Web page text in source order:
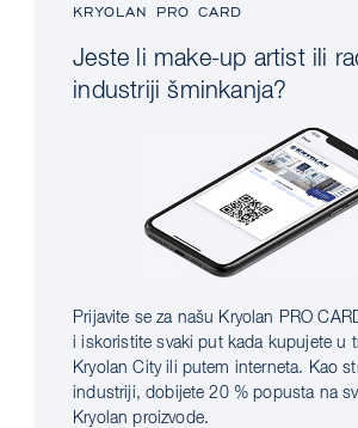
KRYOLAN PRO CARD
Jeste li make-up artist ili
industriji šminkanja?
Prijavite se za našu Kryolan PRO
i iskoristite svaki put kada kupujete u
Kryolan City ili putem interneta. Kao
industriji, dobijete 20 % popusta na
Kryolan proizvode.